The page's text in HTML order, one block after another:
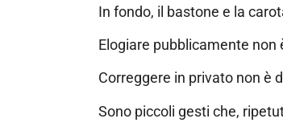
In fondo, il bastone e la
Elogiare pubblicamente
Correggere in privato non è
Sono piccoli gesti che,